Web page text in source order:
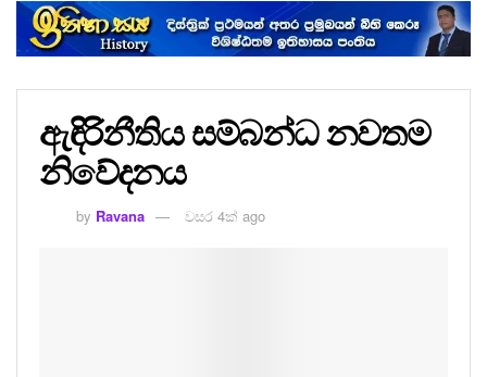
ඇඳිරිනීතිය සම්බන්ධ නවතම
නිවේදනය
by Ravana වසර 4ක් ago